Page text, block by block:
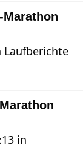
Marathon
Laufberichte
in